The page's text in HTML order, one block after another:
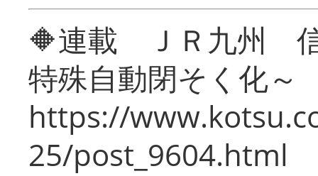
🔶連載 ＪＲ九州 信
特殊自動閉そく化～
https://
25/post_9604.html